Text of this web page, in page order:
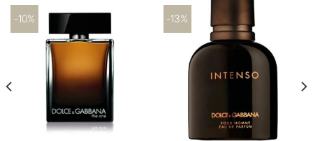
-10% -13%